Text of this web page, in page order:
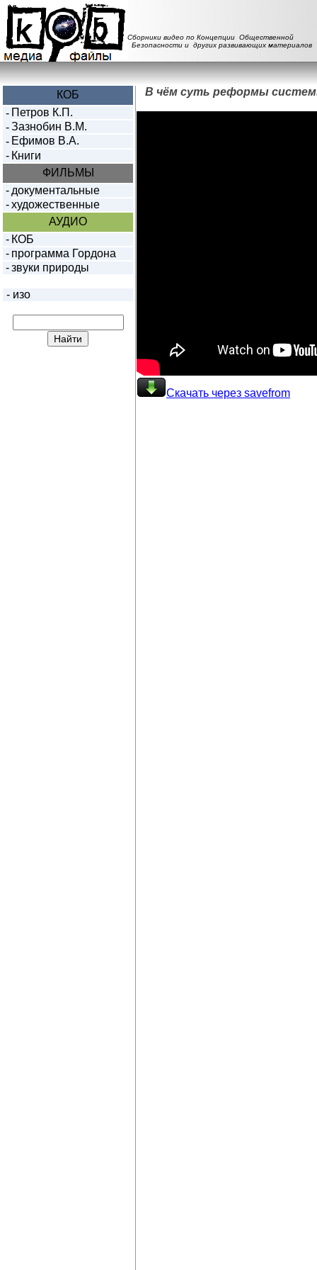
Сборники видео по Концепции Общественной
Безопасности и других развивающих материалов
КОБ
- Петров К.П.
- Зазнобин В.М.
- Ефимов В.А.
- Книги
ФИЛЬМЫ
- документальные
- художественные
АУДИО
- КОБ
- программа Гордона
- звуки природы
- изо
В чём суть реформы
Скачать через savefrom